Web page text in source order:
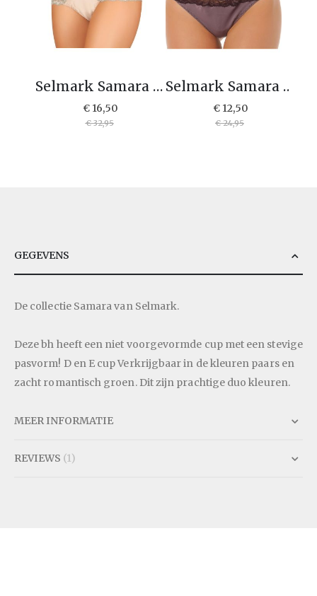
Selmark Samara hipster 60305
€ 16,50
€ 32,95
Selmark Samara String 60301
€ 12,50
€ 24,95
GEGEVENS
De collectie Samara van Selmark.
Deze bh heeft een niet voorgevormde cup met een stevige
pasvorm! D en E cup Verkrijgbaar in de kleuren paars en
zacht romantisch groen. Dit zijn prachtige duo kleuren.
MEER INFORMATIE
REVIEWS 1